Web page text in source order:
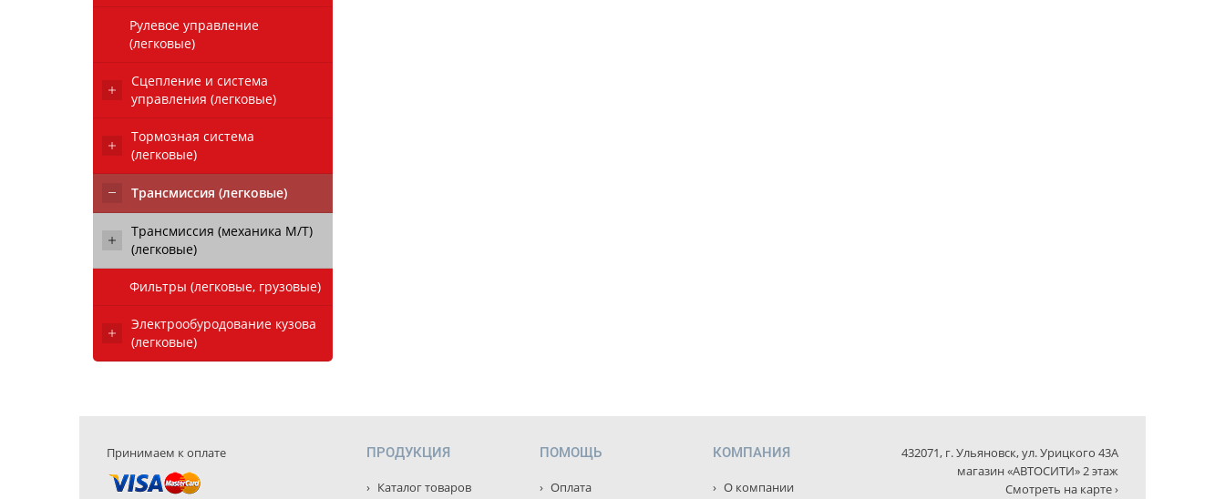
Рулевое управление
(легковые)
Сцепление и система
управления (легковые)
Тормозная система
(легковые)
Трансмиссия (легковые)
Трансмиссия (механика М/Т)
(легковые)
Фильтры (легковые, грузовые)
Электрообуродование кузова
(легковые)
Принимаем к оплате ПРОДУКЦИЯ
Каталог товаров
ПОМОЩЬ
Оплата
КОМПАНИЯ
О компании
432071, г. Ульяновск, ул. Урицкого 43А
магазин «АВТОСИТИ» 2 этаж
Смотреть на карте ›